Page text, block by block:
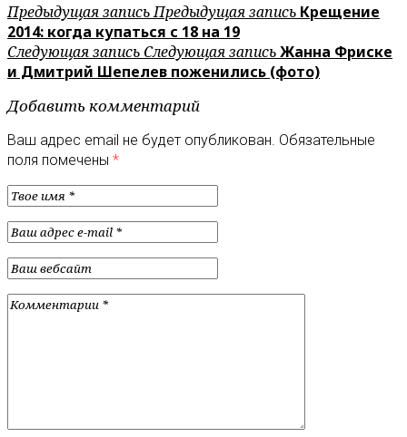
Предыдущая записьПредыдущая запись Крещение
2014: когда купаться с 18 на 19
Следующая запись Следующая записьЖанна Фриске
и Дмитрий Шепелев поженились (фото)
Добавить комментарий
Ваш адрес email не будет опубликован. Обязательные
поля помечены *